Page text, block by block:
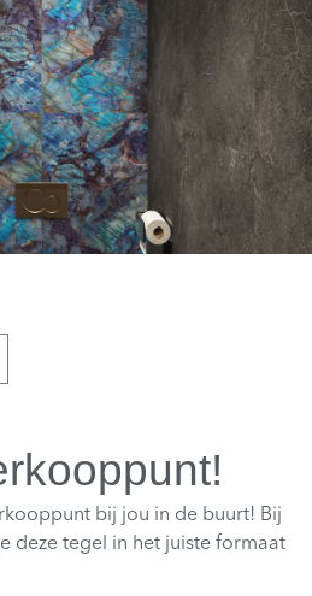
bij jou in de buurt! Bij
deze tegel in het juiste formaat